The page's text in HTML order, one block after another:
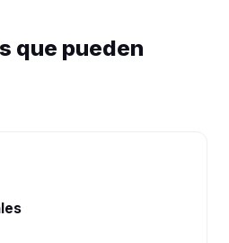
que pueden